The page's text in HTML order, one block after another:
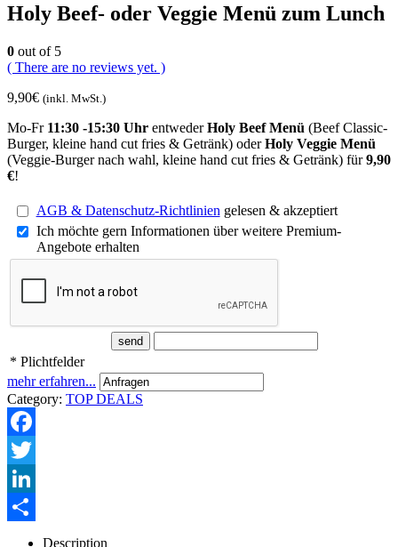
Holy Beef- oder Veggie Menü zum Lunch
0 out of 5
( There are no reviews yet. )
9,90€ (inkl. MwSt.)
Mo-Fr 11:30 -15:30 Uhr entwederHoly Beef Menü (Beef Classic-
Burger, kleine hand cut fries & Getränk) oderHoly Veggie Menü
(Veggie-Burger nach wahl, kleine hand cut fries & Getränk) für9,90
€!
AGB & Datenschutz-Richtlinien gelesen & akzeptiert
Ich möchte gern Informationen über weitere Premium-
Angebote erhalten
* Plichtfelder
mehr erfahren...
Category: TOP DEALS
Facebook
Twitter
LinkedIn
Description